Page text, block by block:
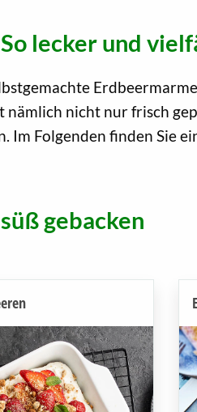
lecker und
nicht nur frisch
Im Folgenden finden Sie
gebacken